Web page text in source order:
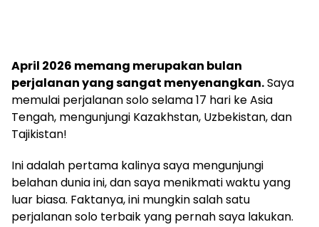
April 2026 memang merupakan bulan
perjalanan yang sangat menyenangkan.Saya
memulai perjalanan solo selama 17 hari ke Asia
Tengah, mengunjungi Kazakhstan, Uzbekistan, dan
Tajikistan!
Ini adalah pertama kalinya saya mengunjungi
belahan dunia ini, dan saya menikmati waktu yang
luar biasa. Faktanya, ini mungkin salah satu
perjalanan solo terbaik yang pernah saya lakukan.